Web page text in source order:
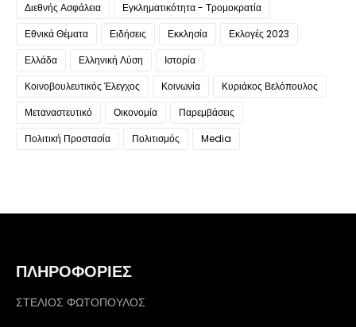
Διεθνής Ασφάλεια
Εγκληματικότητα - Τρομοκρατία
Εθνικά Θέματα
Ειδήσεις Εκκλησία
Εκλογές 2023
Ελλάδα
Ελληνική Λύση
Ιστορία
Κοινοβουλευτικός Έλεγχος
Κοινωνία
Κυριάκος Βελόπουλος
Μεταναστευτικό
Οικονομία
Παρεμβάσεις
Πολιτική Προστασία
Πολιτισμός Media
ΠΛΗΡΟΦΟΡΙΕΣ
ΣΤΕΛΙΟΣ ΦΩΤΟΠΟΥΛΟΣ